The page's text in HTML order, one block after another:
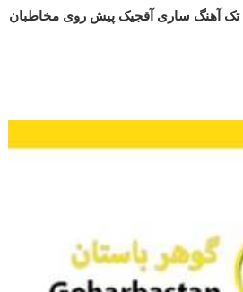
تک آهنگ ساری آقجیک پیش روی مخاطبان